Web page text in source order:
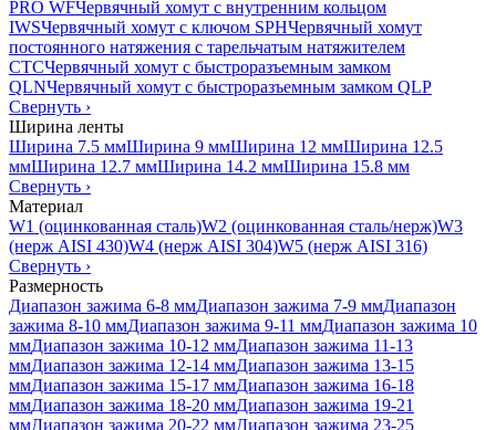
PRO WFЧервячный хомут с внутренним кольцом
IWSЧервячный хомут с ключом SPHЧервячный хомут
постоянного натяжения с тарельчатым натяжителем
CTCЧервячный хомут с быстроразъемным замком
QLNЧервячный хомут с быстроразъемным замком QLP
Свернуть ›
Ширина ленты
Ширина 7.5 ммШирина 9 ммШирина 12 ммШирина 12.5
ммШирина 12.7 ммШирина 14.2 ммШирина 15.8 мм
Свернуть ›
Материал
W1 (оцинкованная сталь)W2 (оцинкованная сталь/нерж)W3
(нерж AISI 430)W4 (нерж AISI 304)W5 (нерж AISI 316)
Свернуть ›
Размерность
Диапазон зажима 6-8 ммДиапазон зажима 7-9 ммДиапазон
зажима 8-10 ммДиапазон зажима 9-11 ммДиапазон зажима 10
ммДиапазон зажима 10-12 ммДиапазон зажима 11-13
ммДиапазон зажима 12-14 ммДиапазон зажима 13-15
ммДиапазон зажима 15-17 ммДиапазон зажима 16-18
ммДиапазон зажима 18-20 ммДиапазон зажима 19-21
ммДиапазон зажима 20-22 ммДиапазон зажима 23-25